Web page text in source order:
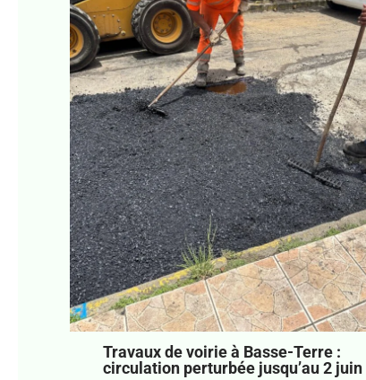
Travaux de voirie à Basse-Terre :
circulation perturbée jusqu’au 2 juin